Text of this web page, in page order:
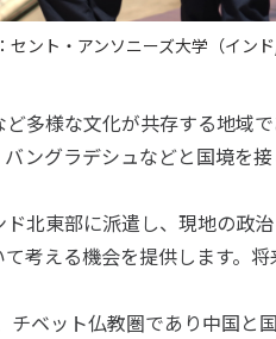
セント・アンソニーズ大学（インド
多様な文化が共存する地域
ングラデシュなどと国境を
北東部に派遣し、現地の政
考える機会を提供します。
ベット仏教圏であり中国と